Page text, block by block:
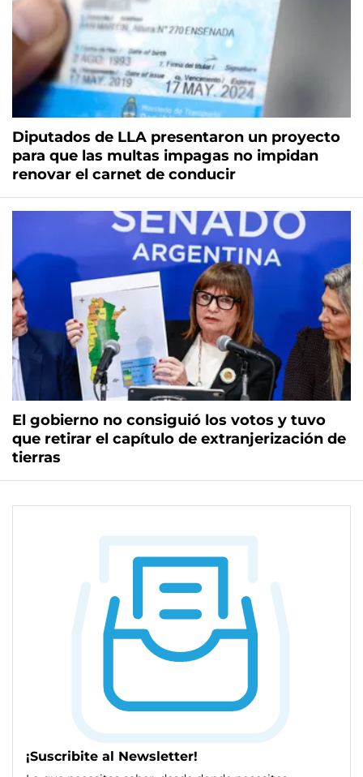
Diputados de LLA presentaron un proyecto
para que las multas impagas no impidan
renovar el carnet de conducir
El gobierno no consiguió los votos y tuvo
que retirar el capítulo de extranjerización de
tierras
¡Suscribite al Newsletter!